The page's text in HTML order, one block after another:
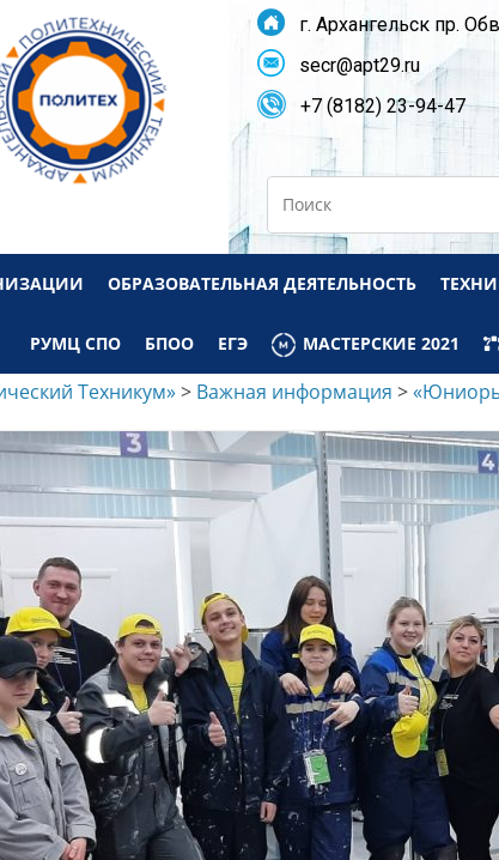
г. Архангельск пр.
secr@apt29.ru
+7 (8182) 23-94-47
ОБРАЗОВАТЕЛЬНАЯ ДЕЯТЕЛЬНОСТЬ
РУМЦ СПО БПОО ЕГЭ МАСТЕРСКИЕ 2021
Техникум»> Важная информация >